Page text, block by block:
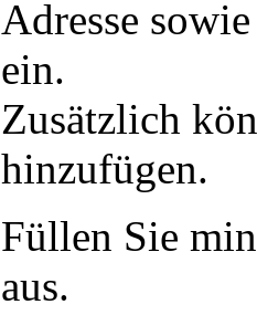
Adresse
ein.
Zusätzlich
hinzufügen.
Füllen Sie
aus.